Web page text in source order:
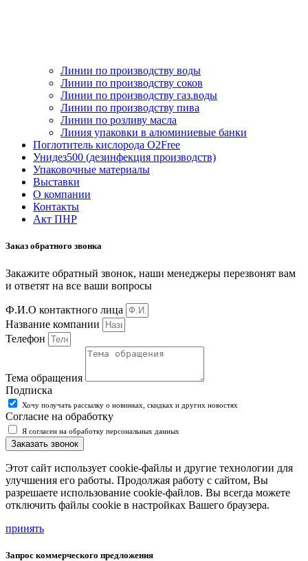
Линии по производству воды
Линии по производству соков
Линии по производству газ.воды
Линии по производству пива
Линии по розливу масла
Линия упаковки в алюминиевые банки
Поглотитель кислорода O2Free
Унидез500 (дезинфекция производств)
Упаковочные материалы
Выставки
О компании
Контакты
Акт ПНР
Заказ обратного звонка
Закажите обратный звонок, наши менеджеры перезвонят вам
и ответят на все ваши вопросы
Ф.И.О контактного лица
Название компании
Телефон
Тема обращения
Подписка
Хочу получать рассылку о новинках, скидках и других новостях
Согласие на обработку
Я согласен на обработку персональных данных
Заказать звонок
Этот сайт использует cookie-файлы и другие технологии для
улучшения его работы. Продолжая работу с сайтом, Вы
разрешаете использование cookie-файлов. Вы всегда можете
отключить файлы cookie в настройках Вашего браузера.
принять
Запрос коммерческого предложения